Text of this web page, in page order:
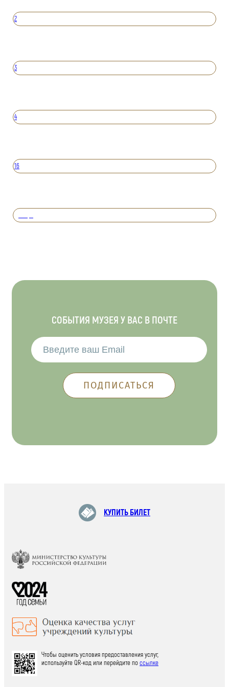
2
3
4
16
СОБЫТИЯ МУЗЕЯ У ВАС В ПОЧТЕ
КУПИТЬ БИЛЕТ
Чтобы оценить условия предоставления услуг,
используйте QR-код или перейдите поссылке